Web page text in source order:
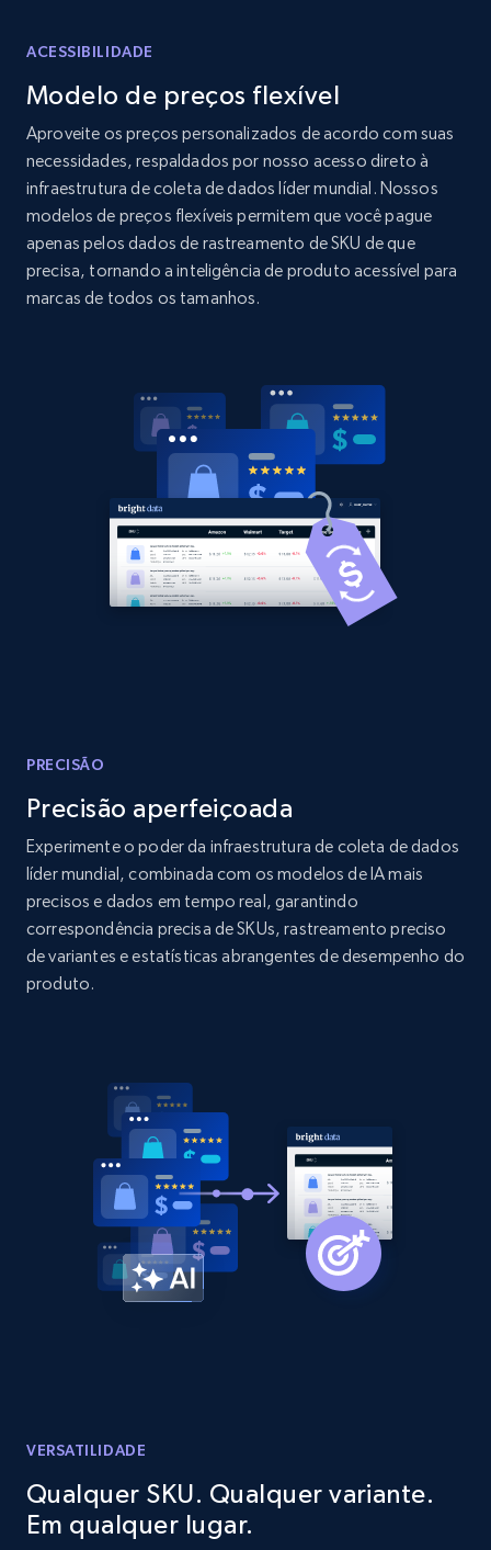
Amazon products global dataset - Collects
products by specific category URL
Title, Seller name, Brand, Description, Initial
price, Currency, Availability, Reviews count, and
more.
2.1K+ 375+ Comece agora
Collecting products by keyword search
Title, Seller name, Brand, Description, Initial
price, Currency, Availability, Reviews count, and
2.1K+ 375+ Comece agora
more.
2.1K+ 375+ Comece agora
Amazon products global dataset - Collect
Amazon products by seller URL
Title, Seller name, Brand, Description, Initial
2.1K+
Amazon products global dataset - Collect
products from Brands URLs
Title, Seller name, Brand, Description, Initial
price, Currency, Availability, Reviews count, and
URL, Product id, Listing inventory id, Title, Rating,
Reviews count shop, Reviews count item, Initial
ACESSIBILIDADE
Modelo de preços flexível
Aproveite os preços personalizados de acordo com suas
necessidades, respaldados por nosso acesso direto à
infraestrutura de coleta de dados líder mundial. Nossos
modelos de preços flexíveis permitem que você pague
apenas pelos dados de rastreamento de SKU de que
precisa, tornando a inteligência de produto acessível para
marcas de todos os tamanhos.
PRECISÃO
Precisão aperfeiçoada
Experimente o poder da infraestrutura de coleta de dados
líder mundial, combinada com os modelos de IA mais
precisos e dados em tempo real, garantindo
correspondência precisa de SKUs, rastreamento preciso
de variantes e estatísticas abrangentes de desempenho do
produto.
VERSATILIDADE
Qualquer SKU. Qualquer variante.
Em qualquer lugar.